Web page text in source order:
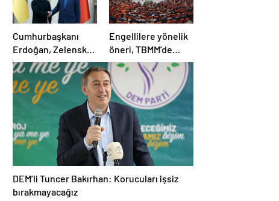
Cumhurbaşkanı
Erdoğan, Zelensky
ile görüştü
Engellilere yönelik
öneri, TBMM’de
kabul edildi
DEM’li Tuncer Bakırhan: Korucuları işsiz
bırakmayacağız